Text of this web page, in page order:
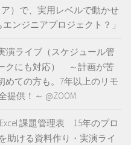
ア）で、実用レベルで動かせ
ンジニアプロジェクト？」
演ライブ（スケジュール管
クにも対応） ～計画が苦
めての方も。7年以上のリモ
提供！～ @ZOOM
課題管理表 15年のプロ
助ける資料作り・実演ライ